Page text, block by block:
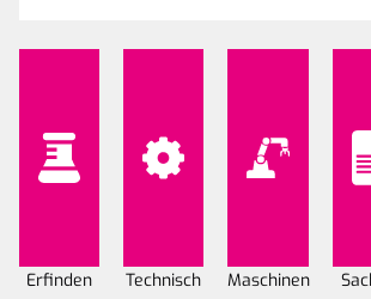
Erfinden Technisch Maschinen